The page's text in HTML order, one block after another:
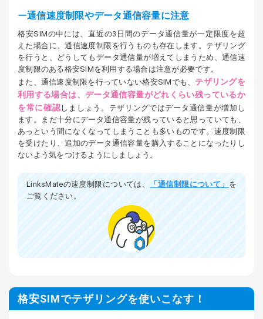
通信速度制限やデータ通信容量に注意
格安SIMの中には、直近の3日間のデータ通信量が一定限度を超
えた場合に、通信速度制限を行うものも存在します。テザリング
を行うと、どうしてもデータ通信量が増えてしまうため、通信速
度制限のある格安SIMを利用する場合は注意が必要です。
また、通信速度制限を行っていない格安SIMでも、 テザリングを
利用する場合は、データ通信容量がどれくらい残っているか
を常に確認しましょう。テザリングではデータ通信量が増加し
ます。まだ十分にデータ通信容量が残っていると思っていても、
あっという間になくなってしまうことも多いものです。速度制限
を受けたり、追加のデータ通信容量を購入することになったりし
ないよう気をつけるようにしましょう。
LinksMateの速度制限については、 「通信制限について」 を
ご覧ください。
格安SIMでテザリングを使いこなす！